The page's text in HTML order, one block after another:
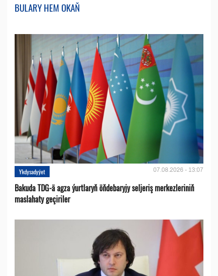
BULARY HEM OKAŇ
Ykdysadyýet 07.08.2026 - 13:07
Bakuda TDG-ä agza ýurtlaryň öňdebaryjy seljeriş merkezleriniň
maslahaty geçiriler